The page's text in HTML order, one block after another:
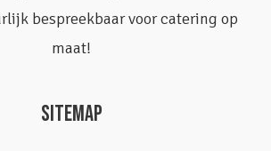
bespreekbaar voor catering op
maat!
SITEMAP